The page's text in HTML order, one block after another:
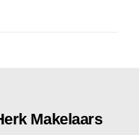
Makelaars